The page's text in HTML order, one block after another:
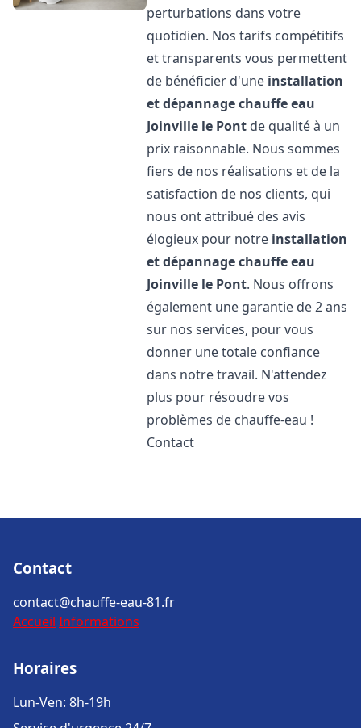
perturbations dans votre
quotidien. Nos tarifs compétitifs
et transparents vous permettent
de bénéficier d'une installation
et dépannage chauffe eau
Joinville le Pont de qualité à un
prix raisonnable. Nous sommes
fiers de nos réalisations et de la
satisfaction de nos clients, qui
nous ont attribué des avis
élogieux pour notre installation
et dépannage chauffe eau
Joinville le Pont. Nous offrons
également une garantie de 2 ans
sur nos services, pour vous
donner une totale confiance
dans notre travail. N'attendez
plus pour résoudre vos
problèmes de chauffe-eau !
Contact
Contact
contact@chauffe-eau-81.fr
Accueil Informations
Horaires
Lun-Ven: 8h-19h